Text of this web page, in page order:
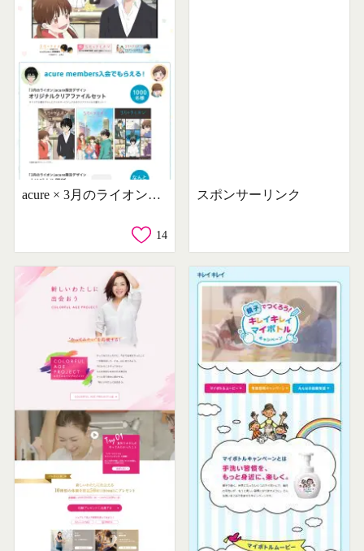
acure × 3月のライオン コラボキャンペーン
14
スポンサーリンク